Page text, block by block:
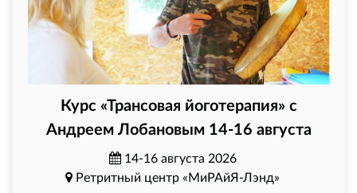
Курс «Трансовая йоготерапия» с
Андреем Лобановым 14-16 августа
14-16 августа 2026
Ретритный центр «МиРАйЯ-Лэнд»